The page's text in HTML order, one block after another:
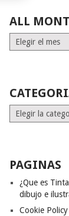
ALL
ALL
MONTHS
Categorias
PAGINAS
¿Que es
dibujo e
Cookie Policy